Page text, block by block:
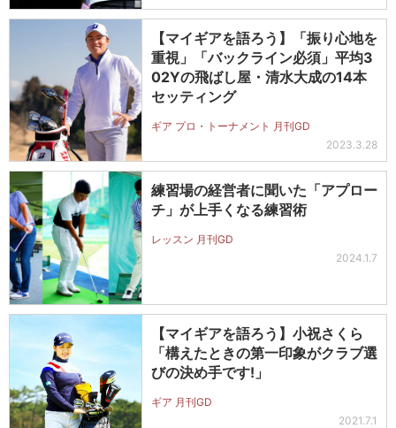
【マイギアを語ろう】「振り心地を
重視」「バックライン必須」平均3
02Yの飛ばし屋・清水大成の14本
セッティング
ギア プロ・トーナメント 月刊GD
2023.3.28
練習場の経営者に聞いた「アプロー
チ」が上手くなる練習術
レッスン 月刊GD
2024.1.7
【マイギアを語ろう】小祝さくら
「構えたときの第一印象がクラブ選
びの決め手です!」
ギア 月刊GD
2021.7.1